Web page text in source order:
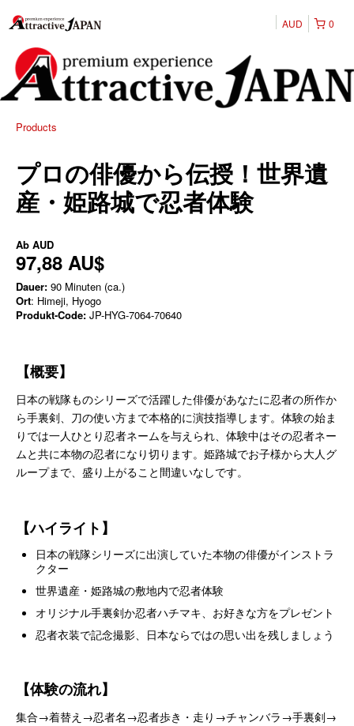
0
AUD
Products
プロの俳優から伝授！世界遺
産・姫路城で忍者体験
Ab AUD
97,88 AU$
Dauer: 90 Minuten (ca.)
Ort: Himeji, Hyogo
Produkt-Code: JP-HYG-7064-70640
【概要】
日本の戦隊ものシリーズで活躍した俳優があなたに忍者の所作か
ら手裏剣、刀の使い方まで本格的に演技指導します。体験の始ま
りでは一人ひとり忍者ネームを与えられ、体験中はその忍者ネー
ムと共に本物の忍者になり切ります。姫路城でお子様から大人グ
ループまで、盛り上がること間違いなしです。
【ハイライト】
日本の戦隊シリーズに出演していた本物の俳優がインストラ
クター
世界遺産・姫路城の敷地内で忍者体験
オリジナル手裏剣か忍者ハチマキ、お好きな方をプレゼント
忍者衣装で記念撮影、日本ならではの思い出を残しましょう
【体験の流れ】
集合→着替え→忍者名→忍者歩き・走り→チャンバラ→手裏剣→